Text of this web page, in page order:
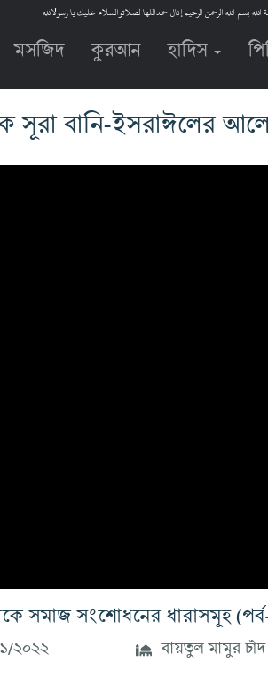
بسم الله الرحمن الرحيم إنال حمداللها لصلاتوالسلام عليك يا رسولالله
মসজিদ কুরআন হাদিস
সূরা বানি-ইসরাঈলের
সমাজ সংশোধনের ধারাসমূহ
২০২২ বায়তুল মামুর চাঁদ